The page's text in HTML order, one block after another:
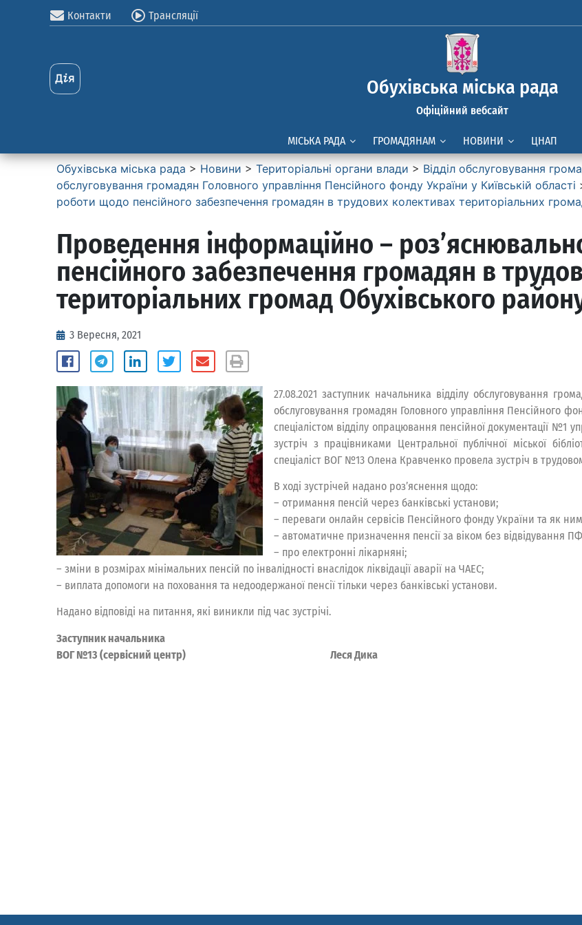
Контакти Трансляції
Обухівська міська рада
Офіційний вебсайт
МІСЬКА РАДА ГРОМАДЯНАМ НОВИНИ ЦНАП
Обухівська міська рада > Новини > Територіальні органи влади > Вiддiл обслуговування
обслуговування громадян Головного управлiння Пенсiйного фонду України у Київськiй областi
роботи щодо пенсійного забезпечення громадян в трудових колективах територіальних
Проведення інформаційно –
пенсійного забезпечення громадян в
територіальних громад Обухівського
3 Вересня, 2021
27.08.2021 заступник начальника відділу обслуговування
обслуговування громадян Головного управління Пенсійного
спеціалістом відділу опрацювання пенсійної документації
зустріч з працівниками Центральної публічної міської
спеціаліст ВОГ №13 Олена Кравченко провела зустріч в
В ході зустрічей надано роз’яснення щодо:
– отримання пенсій через банківські установи;
– переваги онлайн сервісів Пенсійного фонду України та як
– автоматичне призначення пенсії за віком без відвідування
– про електронні лікарняні;
– зміни в розмірах мінімальних пенсій по інвалідності внаслідок ліквідації аварії на ЧАЕС;
– виплата допомоги на поховання та недоодержаної пенсії тільки через банківські установи.
Надано відповіді на питання, які виникли під час зустрічі.
Заступник начальника
ВОГ №13 (сервісний центр) Леся Дика